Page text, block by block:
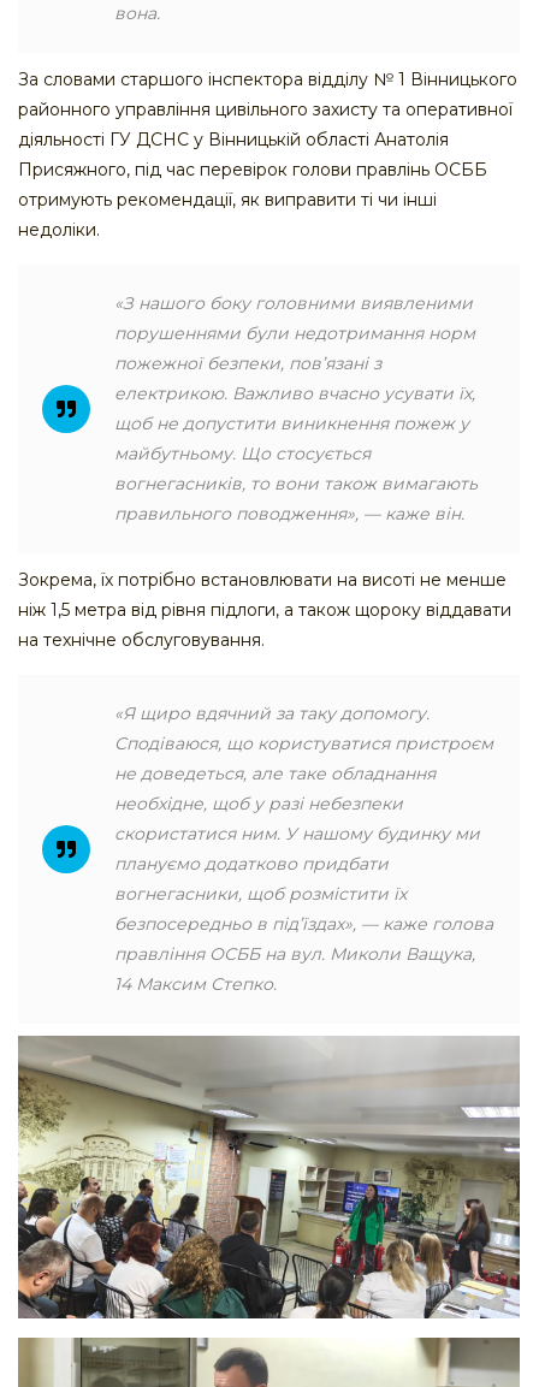
вона.
За словами старшого інспектора відділу № 1 Вінницького
районного управління цивільного захисту та оперативної
діяльності ГУ ДСНС у Вінницькій області Анатолія
Присяжного, під час перевірок голови правлінь ОСББ
отримують рекомендації, як виправити ті чи інші
недоліки.
«З нашого боку головними виявленими
порушеннями були недотримання норм
пожежної безпеки, пов’язані з
електрикою. Важливо вчасно усувати їх,
щоб не допустити виникнення пожеж у
майбутньому. Що стосується
вогнегасників, то вони також вимагають
правильного поводження», — каже він.
Зокрема, їх потрібно встановлювати на висоті не менше
ніж 1,5 метра від рівня підлоги, а також щороку віддавати
на технічне обслуговування.
«Я щиро вдячний за таку допомогу.
Сподіваюся, що користуватися пристроєм
не доведеться, але таке обладнання
необхідне, щоб у разі небезпеки
скористатися ним. У нашому будинку ми
плануємо додатково придбати
вогнегасники, щоб розмістити їх
безпосередньо в під’їздах», — каже голова
правління ОСББ на вул. Миколи Ващука,
14 Максим Степко.